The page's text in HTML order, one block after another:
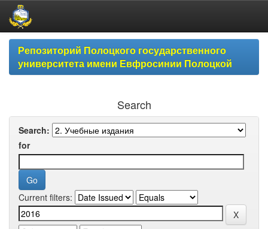
Skip
navigationРепозиторий Полоцкого государственного
университета имени Евфросинии Полоцкой
Search
Search:
for
Current filters: